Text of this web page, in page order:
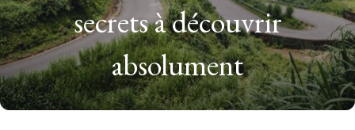
secrets à découvrir
absolument